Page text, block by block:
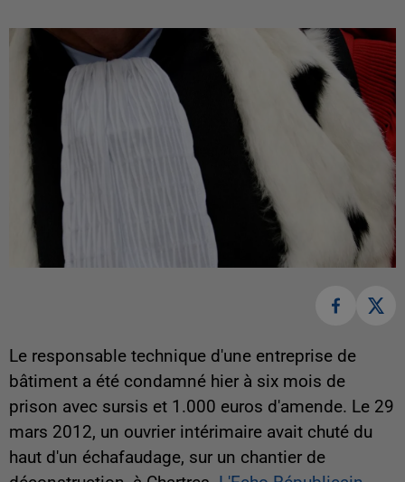
Le responsable technique d'une entreprise de
bâtiment a été condamné hier à six mois de
prison avec sursis et 1.000 euros d'amende. Le 29
mars 2012, un ouvrier intérimaire avait chuté du
haut d'un échafaudage, sur un chantier de